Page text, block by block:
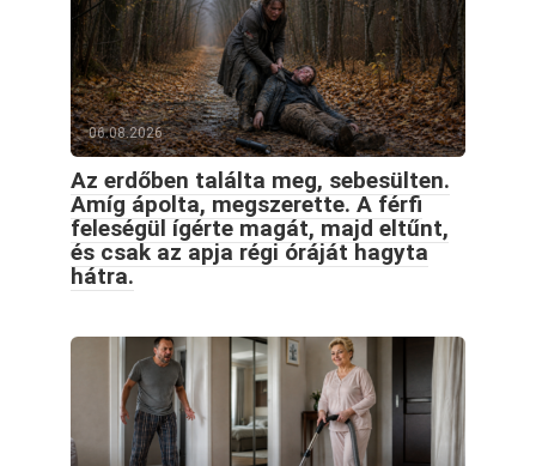
06.08.2026
Az erdőben találta meg, sebesülten.
Amíg ápolta, megszerette. A férfi
feleségül ígérte magát, majd eltűnt,
és csak az apja régi óráját hagyta
hátra.